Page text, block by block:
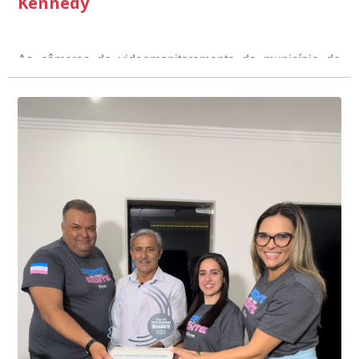
As câmeras de videomonitoramento do município de
Presidente Kennedy identificaram neste fim de semana,
01 de junho, uma motocicleta com indícios de
adulteração, imediatamente, a central de
videomonitoramento acionou a Guarda Civil Municipal,
Durante a abordagem a adulteração foi comprovada,
através da conferência do Chassi, a motocicleta, bem
conta do sistema de videomonitoramento instalado
recentemente em todo o município de Presidente
Kennedy, o sistema é integrado com outros municípios
do país, sendo possível a identificação de veículos por
meio do cruzamento de informações, nesse caso
específico, com dados de uma cidade do Estado do Rio
de Janeiro.
“Mais de 100 câmeras foram instaladas na sede e no
interior de Presidente Kennedy, garantindo mais
segurança à população, seja nas ruas, no comércio, os
produtores agropecuários. Estamos no rumo certo,
parabéns a todos os servidores que contribuem para a